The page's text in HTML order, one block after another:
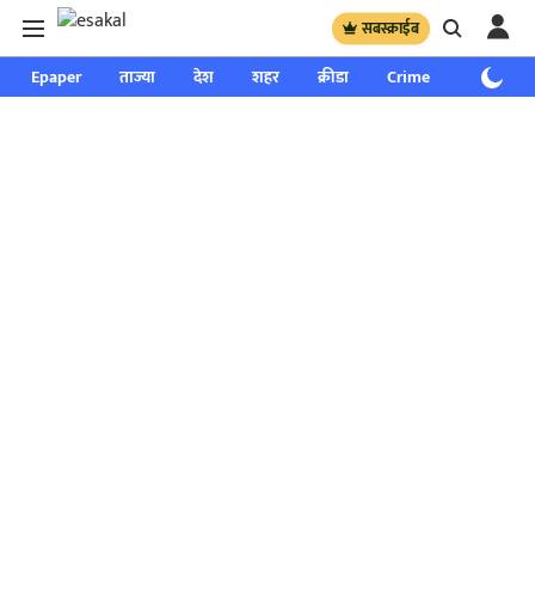
सबस्क्राईब
Epaper ताज्या देश शहर क्रीडा Crime साप्ताहिक